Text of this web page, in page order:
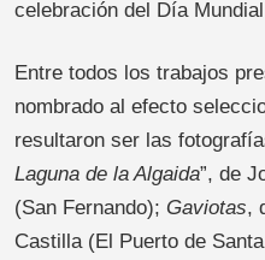
celebración del Día
Entre todos los trabajos
nombrado al efecto
resultaron ser las
Laguna de la Algaida”, de
(San Fernando); Gaviotas,
Castilla (El Puerto de